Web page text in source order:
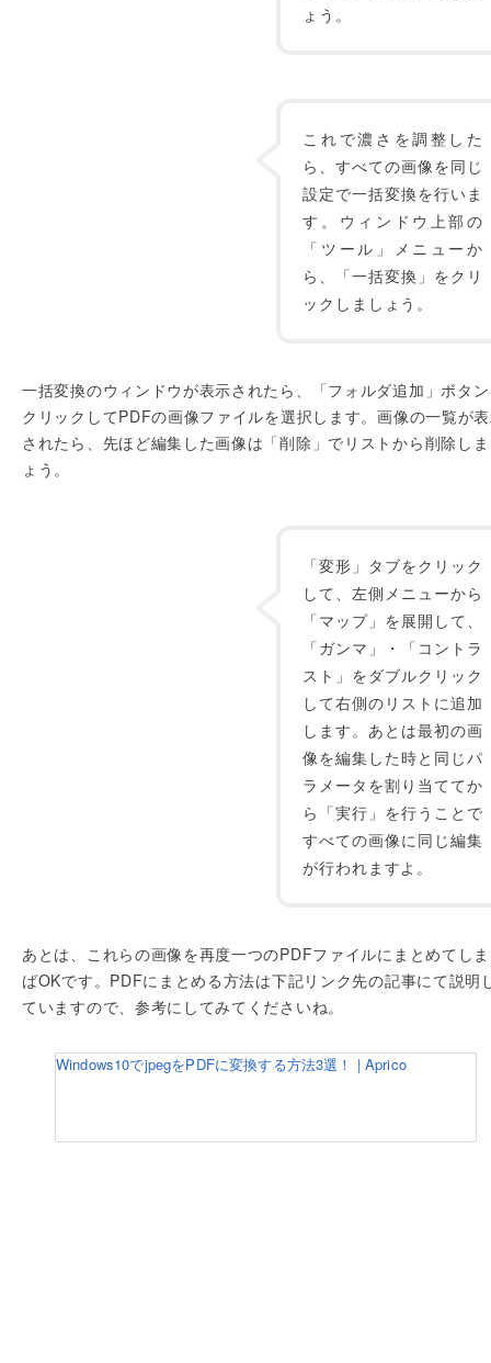
ょう。
これで濃さを調整した
ら、すべての画像を同じ
設定で一括変換を行いま
す。ウィンドウ上部の
「ツール」メニューか
ら、「一括変換」をクリ
ックしましょう。
一括変換のウィンドウが表示されたら、「フォルダ追加」ボタ
クリックしてPDFの画像ファイルを選択します。画像の一覧が
されたら、先ほど編集した画像は「削除」でリストから削除し
ょう。
「変形」タブをクリック
して、左側メニューから
「マップ」を展開して、
「ガンマ」・「コントラ
スト」をダブルクリック
して右側のリストに追加
します。あとは最初の画
像を編集した時と同じパ
ラメータを割り当ててか
ら「実行」を行うことで
すべての画像に同じ編集
が行われますよ。
あとは、これらの画像を再度一つのPDFファイルにまとめてし
ばOKです。PDFにまとめる方法は下記リンク先の記事にて説明
ていますので、参考にしてみてくださいね。
Windows10でjpegをPDFに変換する方法3選！ | Aprico